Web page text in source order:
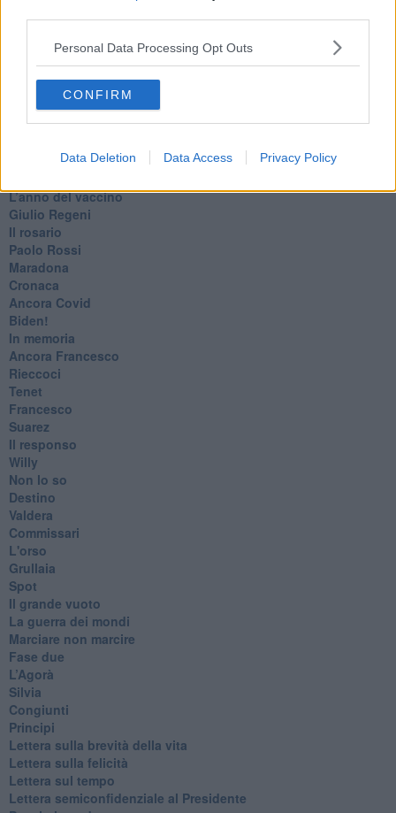
Personal Data Processing Opt Outs
CONFIRM
Data Deletion Data Access Privacy Policy
​Crapa pelada
​Vaccine Easing
Dragonheart
Con-ter?
Coincidenze e crisi
​L’anno del vaccino
Giulio Regeni
​Il rosario
Paolo Rossi
Maradona
Cronaca
​Ancora Covid
​Biden!
In memoria
​Ancora Francesco
Rieccoci
Tenet
Francesco
Suarez
​Il responso
Willy
Non lo so
Destino
Valdera
Commissari
L'orso
Grullaia
Spot
​Il grande vuoto
​La guerra dei mondi
Marciare non marcire
Fase due
L’Agorà
Silvia
Congiunti
Principi
​Lettera sulla brevità della vita
​Lettera sulla felicità
​Lettera sul tempo
Lettera semiconfidenziale al Presidente